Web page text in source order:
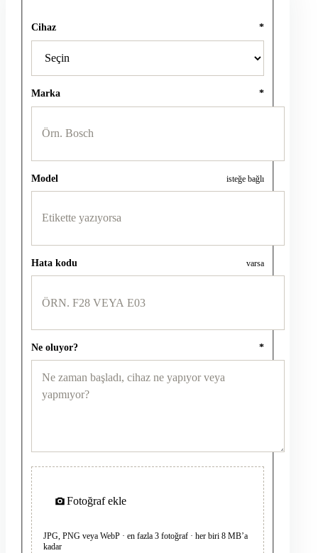
Cihaz *
Marka *
Model isteğe bağlı
Hata kodu varsa
Ne oluyor? *
Fotoğraf ekle
JPG, PNG veya WebP · en fazla 3 fotoğraf · her biri 8 MB’a
kadar